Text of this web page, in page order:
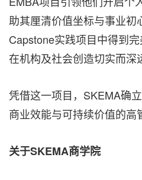
助其厘清价值坐标与事业初
Capstone实践项目中得到
在机构及社会创造切实而深
凭借这一项目，SKEMA确
商业效能与可持续价值的高
关于SKEMA商学院